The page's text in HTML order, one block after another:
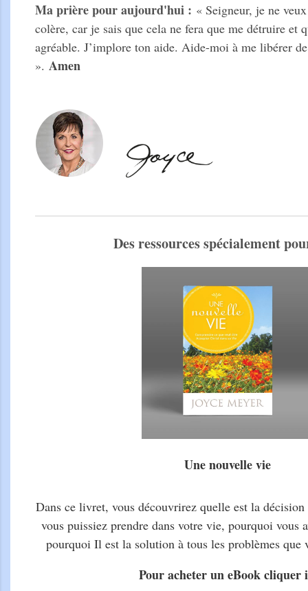
Ma prière pour aujourd'hui : « Seigneur, je ne
colère, car je sais que cela ne fera que me détruire et
agréable. J’implore ton aide. Aide-moi à me libérer
». Amen
Des ressources spécialement
Une nouvelle vie
Dans ce livret, vous découvrirez quelle est la
vous puissiez prendre dans votre vie, pourquoi vous
pourquoi Il est la solution à tous les problèmes que
Pour acheter un eBook cliquer